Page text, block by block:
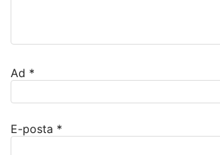
Ad *
E-posta *